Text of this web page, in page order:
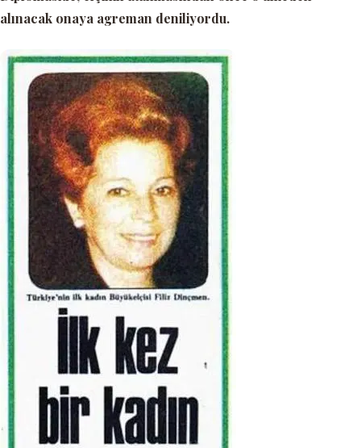
alınacak onaya agreman deniliyordu.